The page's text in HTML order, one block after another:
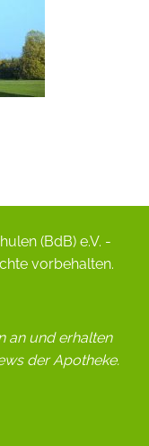
(BdB) e.V. -
vorbehalten.
an und erhalten
der Apotheke.